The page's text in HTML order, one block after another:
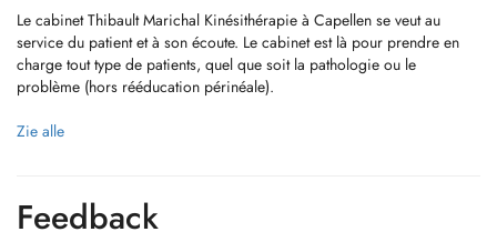
Le cabinet Thibault Marichal Kinésithérapie à Capellen se veut au
service du patient et à son écoute. Le cabinet est là pour prendre en
charge tout type de patients, quel que soit la pathologie ou le
problème (hors rééducation périnéale).
Kinésithérapie à domicile dans les 5 minutes autour de Capellen, prise
+352 27 93 75 92
thibault.marichal@gmail.com
Zie alle
Feedback